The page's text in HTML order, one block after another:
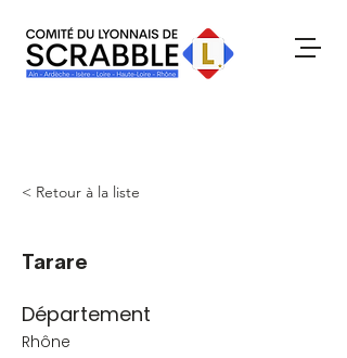
< Retour à la liste
Tarare
Département
Rhône